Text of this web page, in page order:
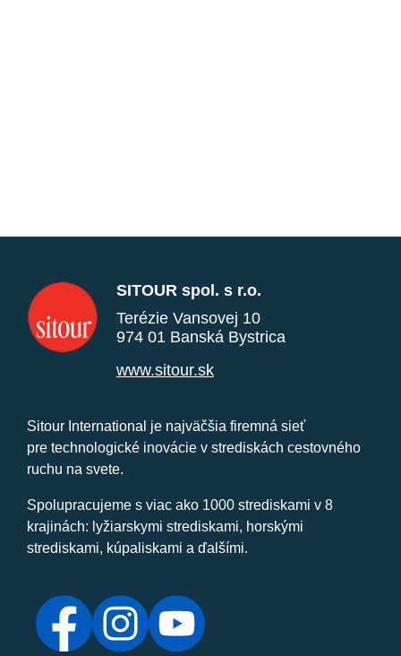
SITOUR spol. s r.o.
Terézie Vansovej 10
974 01 Banská Bystrica
www.sitour.sk
Sitour International je najväčšia firemná sieť
pre technologické inovácie v strediskách cestovného
ruchu na svete.
Spolupracujeme s viac ako 1000 strediskami v 8
krajinách: lyžiarskymi strediskami, horskými
strediskami, kúpaliskami a ďalšími.